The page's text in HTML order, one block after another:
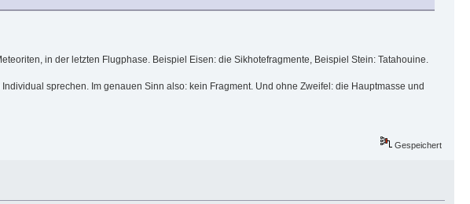
in der letzten Flugphase. Beispiel Eisen: die Sikhotefragmente, Beispiel Stein: Tatahouine.
sprechen. Im genauen Sinn also: kein Fragment. Und ohne Zweifel: die Hauptmasse und
Gespeichert